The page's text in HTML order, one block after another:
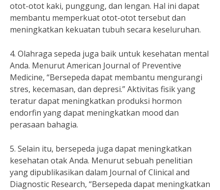
otot-otot kaki, punggung, dan lengan. Hal ini dapat
membantu memperkuat otot-otot tersebut dan
meningkatkan kekuatan tubuh secara keseluruhan.
4. Olahraga sepeda juga baik untuk kesehatan mental
Anda. Menurut American Journal of Preventive
Medicine, “Bersepeda dapat membantu mengurangi
stres, kecemasan, dan depresi.” Aktivitas fisik yang
teratur dapat meningkatkan produksi hormon
endorfin yang dapat meningkatkan mood dan
perasaan bahagia.
5. Selain itu, bersepeda juga dapat meningkatkan
kesehatan otak Anda. Menurut sebuah penelitian
yang dipublikasikan dalam Journal of Clinical and
Diagnostic Research, “Bersepeda dapat meningkatkan